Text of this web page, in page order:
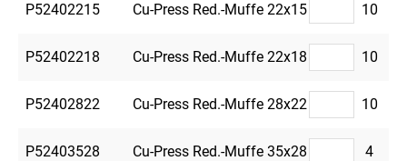
P52402215 Cu-Press Red.-Muffe 22x15 10
P52402218 Cu-Press Red.-Muffe 22x18 10
P52402822 Cu-Press Red.-Muffe 28x22 10
P52403528 Cu-Press Red.-Muffe 35x28 4